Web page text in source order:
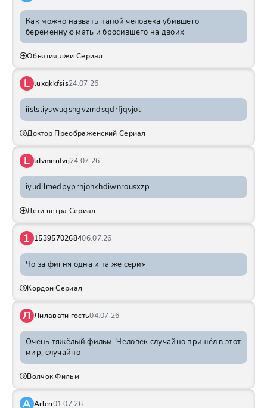
Как можно назвать папой человека убившего
беременную мать и бросившего на двоих
Объятия лжи Сериал
L luxqkkfsis24.07.26
iislsliyswuqshgvzmdsqdrfjqvjol
Доктор Преображенский Сериал
L ldvmnntvij24.07.26
iyudilmedpyprhjohkhdiwnrousxzp
Дети ветра Сериал
1 1539570268406.07.26
Чо за фигня одна и та же серия
Кордон Сериал
Л Лилавати гость04.07.26
Очень тяжёлый фильм. Человек случайно пришёл в этот
мир, случайно
Волчок Фильм
A Arlen01.07.26